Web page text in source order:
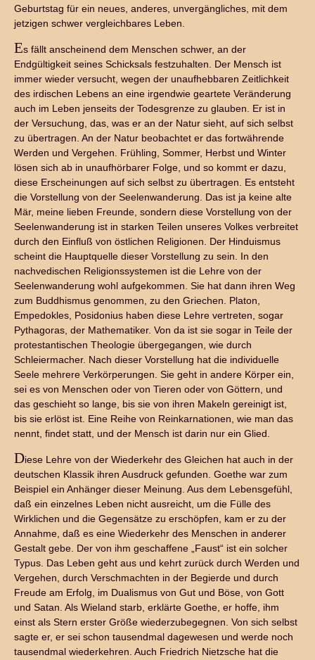
Geburtstag für ein neues, anderes, unvergängliches, mit dem
jetzigen schwer vergleichbares Leben.
Es fällt anscheinend dem Menschen schwer, an der
Endgültigkeit seines Schicksals festzuhalten. Der Mensch ist
immer wieder versucht, wegen der unaufhebbaren Zeitlichkeit
des irdischen Lebens an eine irgendwie geartete Veränderung
auch im Leben jenseits der Todesgrenze zu glauben. Er ist in
der Versuchung, das, was er an der Natur sieht, auf sich selbst
zu übertragen. An der Natur beobachtet er das fortwährende
Werden und Vergehen. Frühling, Sommer, Herbst und Winter
lösen sich ab in unaufhörbarer Folge, und so kommt er dazu,
diese Erscheinungen auf sich selbst zu übertragen. Es entsteht
die Vorstellung von der Seelenwanderung. Das ist ja keine alte
Mär, meine lieben Freunde, sondern diese Vorstellung von der
Seelenwanderung ist in starken Teilen unseres Volkes verbreitet
durch den Einfluß von östlichen Religionen. Der Hinduismus
scheint die Hauptquelle dieser Vorstellung zu sein. In den
nachvedischen Religionssystemen ist die Lehre von der
Seelenwanderung wohl aufgekommen. Sie hat dann ihren Weg
zum Buddhismus genommen, zu den Griechen. Platon,
Empedokles, Posidonius haben diese Lehre vertreten, sogar
Pythagoras, der Mathematiker. Von da ist sie sogar in Teile der
protestantischen Theologie übergegangen, wie durch
Schleiermacher. Nach dieser Vorstellung hat die individuelle
Seele mehrere Verkörperungen. Sie geht in andere Körper ein,
sei es von Menschen oder von Tieren oder von Göttern, und
das geschieht so lange, bis sie von ihren Makeln gereinigt ist,
bis sie erlöst ist. Eine Reihe von Reinkarnationen, wie man das
nennt, findet statt, und der Mensch ist darin nur ein Glied.
Diese Lehre von der Wiederkehr des Gleichen hat auch in der
deutschen Klassik ihren Ausdruck gefunden. Goethe war zum
Beispiel ein Anhänger dieser Meinung. Aus dem Lebensgefühl,
daß ein einzelnes Leben nicht ausreicht, um die Fülle des
Wirklichen und die Gegensätze zu erschöpfen, kam er zu der
Annahme, daß es eine Wiederkehr des Menschen in anderer
Gestalt gebe. Der von ihm geschaffene „Faust“ ist ein solcher
Typus. Das Leben geht aus und kehrt zurück durch Werden und
Vergehen, durch Verschmachten in der Begierde und durch
Freude am Erfolg, im Dualismus von Gut und Böse, von Gott
und Satan. Als Wieland starb, erklärte Goethe, er hoffe, ihm
einst als Stern erster Größe wiederzubegegnen. Von sich selbst
sagte er, er sei schon tausendmal dagewesen und werde noch
tausendmal wiederkehren. Auch Friedrich Nietzsche hat die